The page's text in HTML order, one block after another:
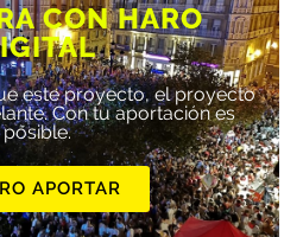
CON HARO
este proyecto, el proyecto
Con tu aportación es
posible.
APORTAR